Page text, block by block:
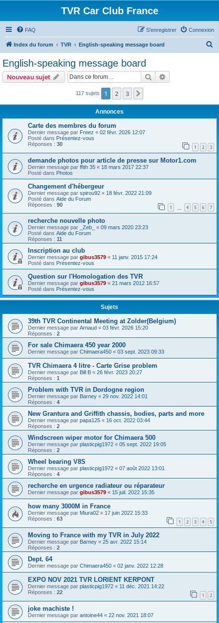
TVR Car Club France
FAQ Connexion
S’enregistrer
Index du forum TVR English-speaking message board
r
English-speaking message board
Nouveau sujet Rechercher
117 sujets 1 2 3
Annonces
Carte des membres du forum
Dernier message par Freez « 02 févr. 2026 12:07
Posté dans Présentez-vous
Réponses : 30 1 2 3
demande photos pour article de presse sur Motor1.com
Dernier message par ffith 35 « 18 mars 2017 22:37
Posté dans Photos
Changement d'hébergeur
Dernier message par spirou92 « 18 févr. 2022 21:09
Posté dans Aide du Forum
Réponses : 90 1 4 5 6 7
recherche nouvelle photo
Dernier message par _Zeb_ « 09 mars 2020 23:23
Posté dans Aide du Forum
Réponses : 11
Inscription au club
Dernier message par gibus3579 « 11 janv. 2015 17:24
Posté dans Présentez-vous
Question sur l'Homologation des TVR
Dernier message par gibus3579 « 21 mars 2012 16:57
Posté dans Présentez-vous
Sujets
39th TVR Continental Meeting at Zolder(Belgium)
Dernier message par Arnaud « 03 févr. 2026 15:20
Réponses : 2
For sale Chimaera 450 year 2000
Dernier message par Chimaera450 « 03 sept. 2023 09:33
TVR Chimaera 4 litre - Carte Grise problem
Dernier message par Bill B « 26 févr. 2023 20:27
Réponses : 1
Problem with TVR in Dordogne region
Dernier message par Barney « 29 nov. 2022 14:01
Réponses : 4
New Grantura and Griffith chassis, bodies, parts and more
Dernier message par papa125 « 16 oct. 2022 03:44
Réponses : 2
Windscreen wiper motor for Chimaera 500
Dernier message par plasticpig1972 « 05 sept. 2022 19:05
Réponses : 2
Wheel bearing V8S
Dernier message par plasticpig1972 « 07 août 2022 13:01
Réponses : 4
recherche en urgence radiateur ou réparateur
Dernier message par gibus3579 « 15 juil. 2022 15:35
how many 3000M in France
Dernier message par Miura02 « 17 juin 2022 15:33
Réponses : 63 1 2 3 4 5
Moving to France with my TVR in July 2022
Dernier message par Barney « 25 avr. 2022 15:14
Réponses : 2
Dept. 64
Dernier message par Chimaera450 « 02 janv. 2022 12:28
EXPO NOV 2021 TVR LORIENT KERPONT
Dernier message par plasticpig1972 « 11 déc. 2021 14:22
Réponses : 22 1 2
joke machiste !
Dernier message par antoine44 « 22 nov. 2021 18:07